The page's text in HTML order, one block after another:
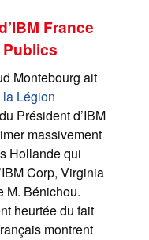
France
Montebourg ait
Légion
Président d’IBM
massivement
Hollande qui
Corp, Virginia
M. Bénichou.
heurtée du fait
montrent